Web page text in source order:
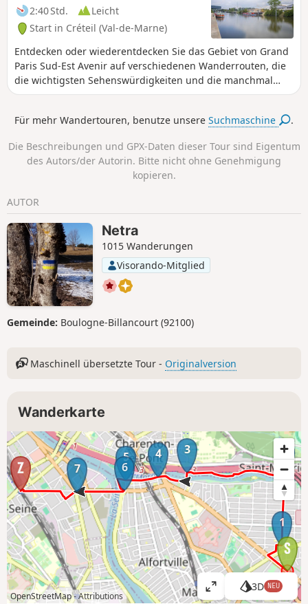
2:40 Std.
Leicht
Start in Créteil (Val-de-Marne)
Entdecken oder wiederentdecken Sie das Gebiet von Grand
Paris Sud-Est Avenir auf verschiedenen Wanderrouten, die
die wichtigsten Sehenswürdigkeiten und die manchmal
wenig bekannten Schätze unserer 16 Gemeinden mit ihren
Für mehr Wandertouren, benutze unsereSuchmaschine .
Die Beschreibungen und GPX-Daten dieser Tour sind Eigentum
des Autors/der Autorin. Bitte nicht ohne Genehmigung
kopieren.
AUTOR
Netra
1015 Wanderungen
Visorando-Mitglied
Gemeinde: Boulogne-Billancourt (92100)
Maschinell übersetzte Tour - Originalversion
Wanderkarte
1
2
3
4
5
6
7
OpenStreetMap -Attributions
K
3D NEU